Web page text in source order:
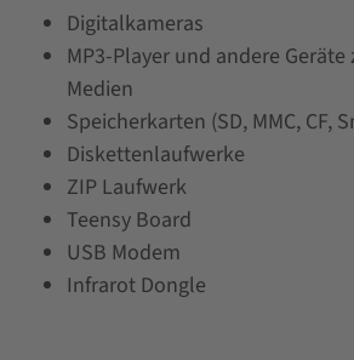
Digitalkameras
MP3-Player und andere
Medien
Speicherkarten (SD, MMC, CF,
Diskettenlaufwerke
ZIP Laufwerk
Teensy Board
USB Modem
Infrarot Dongle